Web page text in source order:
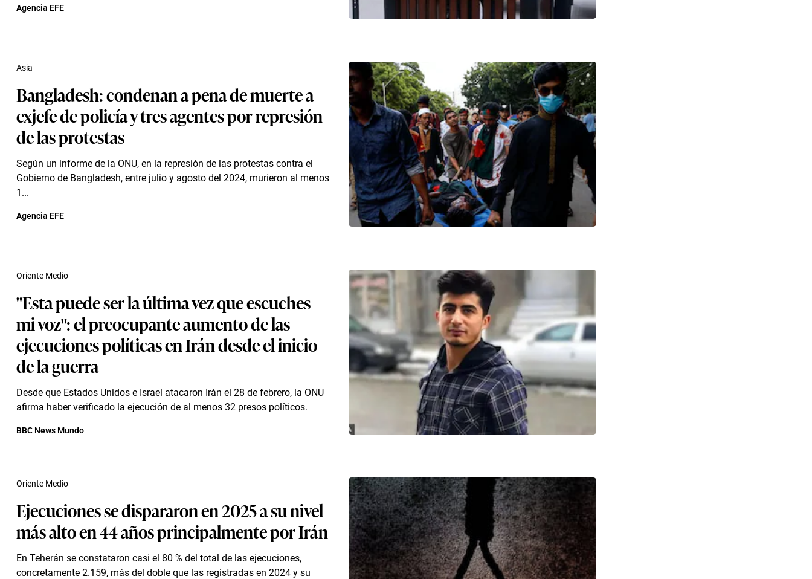
Agencia EFE
Bangladesh: condenan a pena de muerte a
exjefe de policía y tres agentes por represión
de las protestas
Según un informe de la ONU, en la represión de las protestas contra el
Gobierno de Bangladesh, entre julio y agosto del 2024, murieron al menos
1...
Asia
Agencia EFE
"Esta puede ser la última vez que escuches
mi voz": el preocupante aumento de las
ejecuciones políticas en Irán desde el inicio
de la guerra
Desde que Estados Unidos e Israel atacaron Irán el 28 de febrero, la ONU
afirma haber verificado la ejecución de al menos 32 presos políticos.
Oriente Medio
BBC News Mundo
Ejecuciones se dispararon en 2025 a su nivel
más alto en 44 años principalmente por Irán
En Teherán se constataron casi el 80 % del total de las ejecuciones,
concretamente 2.159, más del doble que las registradas en 2024 y su
Oriente Medio